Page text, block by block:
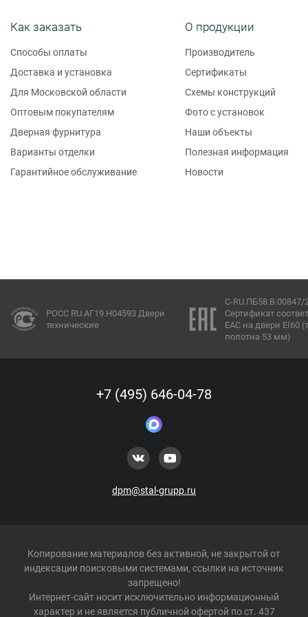
Как заказать
Способы оплаты
Доставка и установка
Для Московской области
Оптовым покупателям
Дверная фурнитура
Варианты отделки
Гарантийное обслуживание
О продукции
Производитель
Сертификаты
Схемы конструкций
Фото с установок
Наши объекты
Полезная информация
Новости
РОСС RU.АГ19.Н04593 Двери
технические
C-RU.ПБ58.В.00847/
Сертификат
ЕАС на двери EI60
полотна 53 мм)
+7 (495) 646-04-78
dpm@stal-grupp.ru
Копирование материалов без активной, не закрытой от
индексации поисковыми системами, ссылки на источник
запрещено!
Интернет-сайт носит исключительно информационный
характер и не является публичной офертой по ст. 437